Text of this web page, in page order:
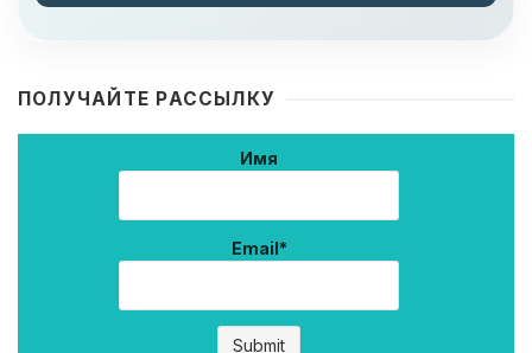
ПОЛУЧАЙТЕ РАССЫЛКУ
Имя
Email*